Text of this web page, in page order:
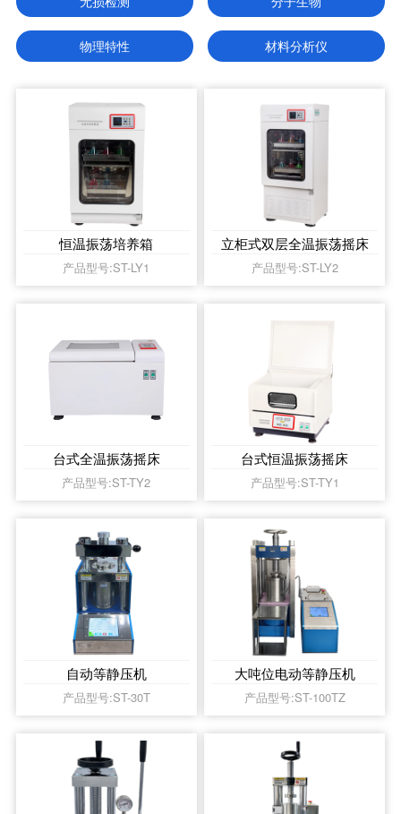
物理特性 材料分析仪
恒温振荡培养箱
产品型号:ST-LY1
立柜式双层全温振荡摇床
产品型号:ST-LY2
台式全温振荡摇床
产品型号:ST-TY2
台式恒温振荡摇床
产品型号:ST-TY1
自动等静压机
产品型号:ST-30T
大吨位电动等静压机
产品型号:ST-100TZ